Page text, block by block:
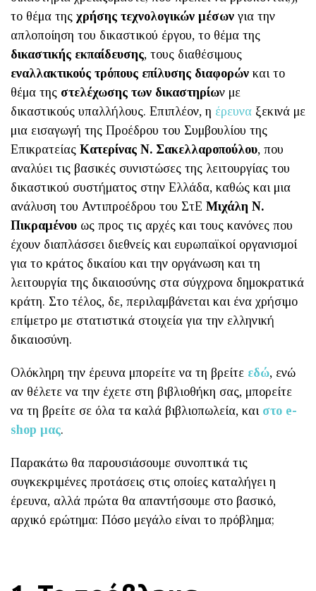
το θέμα της χρήσης τεχνολογικών μέσων για την
απλοποίηση του δικαστικού έργου, το θέμα της
δικαστικής εκπαίδευσης, τους διαθέσιμους
εναλλακτικούς τρόπους επίλυσης διαφορών και το
θέμα της στελέχωσης των δικαστηρίων με
δικαστικούς υπαλλήλους. Επιπλέον, η έρευνα ξεκινά με
μια εισαγωγή της Προέδρου του Συμβουλίου της
Επικρατείας Κατερίνας Ν. Σακελλαροπούλου, που
αναλύει τις βασικές συνιστώσες της λειτουργίας του
δικαστικού συστήματος στην Ελλάδα, καθώς και μια
ανάλυση του Αντιπροέδρου του ΣτΕ Μιχάλη Ν.
Πικραμένου ως προς τις αρχές και τους κανόνες που
έχουν διαπλάσσει διεθνείς και ευρωπαϊκοί οργανισμοί
για το κράτος δικαίου και την οργάνωση και τη
λειτουργία της δικαιοσύνης στα σύγχρονα δημοκρατικά
κράτη. Στο τέλος, δε, περιλαμβάνεται και ένα χρήσιμο
επίμετρο με στατιστικά στοιχεία για την ελληνική
δικαιοσύνη.
Ολόκληρη την έρευνα μπορείτε να τη βρείτε εδώ, ενώ
αν θέλετε να την έχετε στη βιβλιοθήκη σας, μπορείτε
να τη βρείτε σε όλα τα καλά βιβλιοπωλεία, και στο e-
shop μας.
Παρακάτω θα παρουσιάσουμε συνοπτικά τις
συγκεκριμένες προτάσεις στις οποίες καταλήγει η
έρευνα, αλλά πρώτα θα απαντήσουμε στο βασικό,
αρχικό ερώτημα: Πόσο μεγάλο είναι το πρόβλημα;